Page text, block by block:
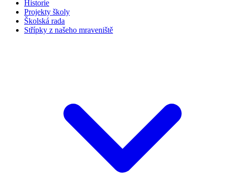
Historie
Projekty školy
Školská rada
Střípky z našeho mraveniště